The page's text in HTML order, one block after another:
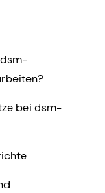
bei dsm-